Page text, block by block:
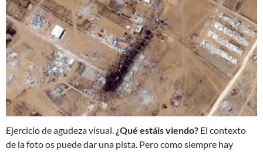
Ejercicio de agudeza visual. ¿Qué estáis viendo? El contexto
de la foto os puede dar una pista. Pero como siempre hay